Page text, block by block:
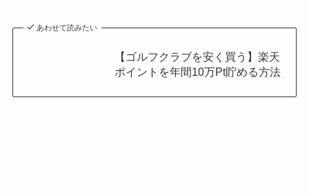
あわせて読みたい
【ゴルフクラブを安く買う】楽天
ポイントを年間10万Pt貯める方法